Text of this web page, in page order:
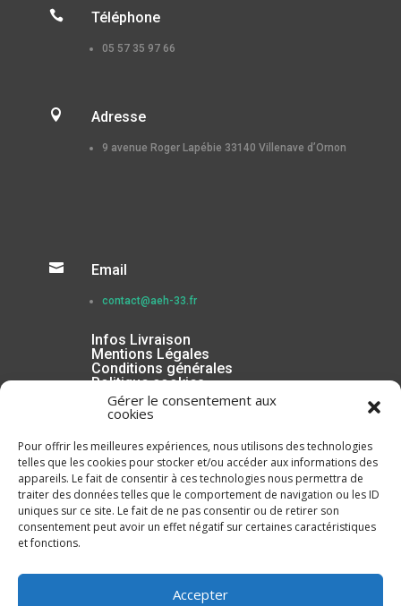
Gérer le consentement aux
cookies
Pour offrir les meilleures expériences, nous utilisons des technologies
telles que les cookies pour stocker et/ou accéder aux informations des
appareils. Le fait de consentir à ces technologies nous permettra de
traiter des données telles que le comportement de navigation ou les ID
uniques sur ce site. Le fait de ne pas consentir ou de retirer son
consentement peut avoir un effet négatif sur certaines caractéristiques
et fonctions.
Accepter
 Téléphone
05 57 35 97 66
 Adresse
9 avenue Roger Lapébie 33140 Villenave d’Ornon
 Email
contact@aeh-33.fr
Infos Livraison
Mentions Légales
Conditions générales
Politique cookies